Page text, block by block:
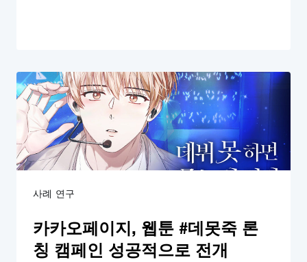
사례 연구
카카오페이지, 웹툰 #데못죽 론
칭 캠페인 성공적으로 전개